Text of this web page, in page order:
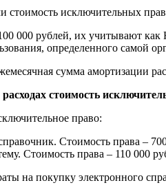
стоимость исключительных
000 рублей, их учитывают
определенного самой
сумма амортизации
стоимость
право:
Стоимость права –
Стоимость права – 110 000
на покупку электронного